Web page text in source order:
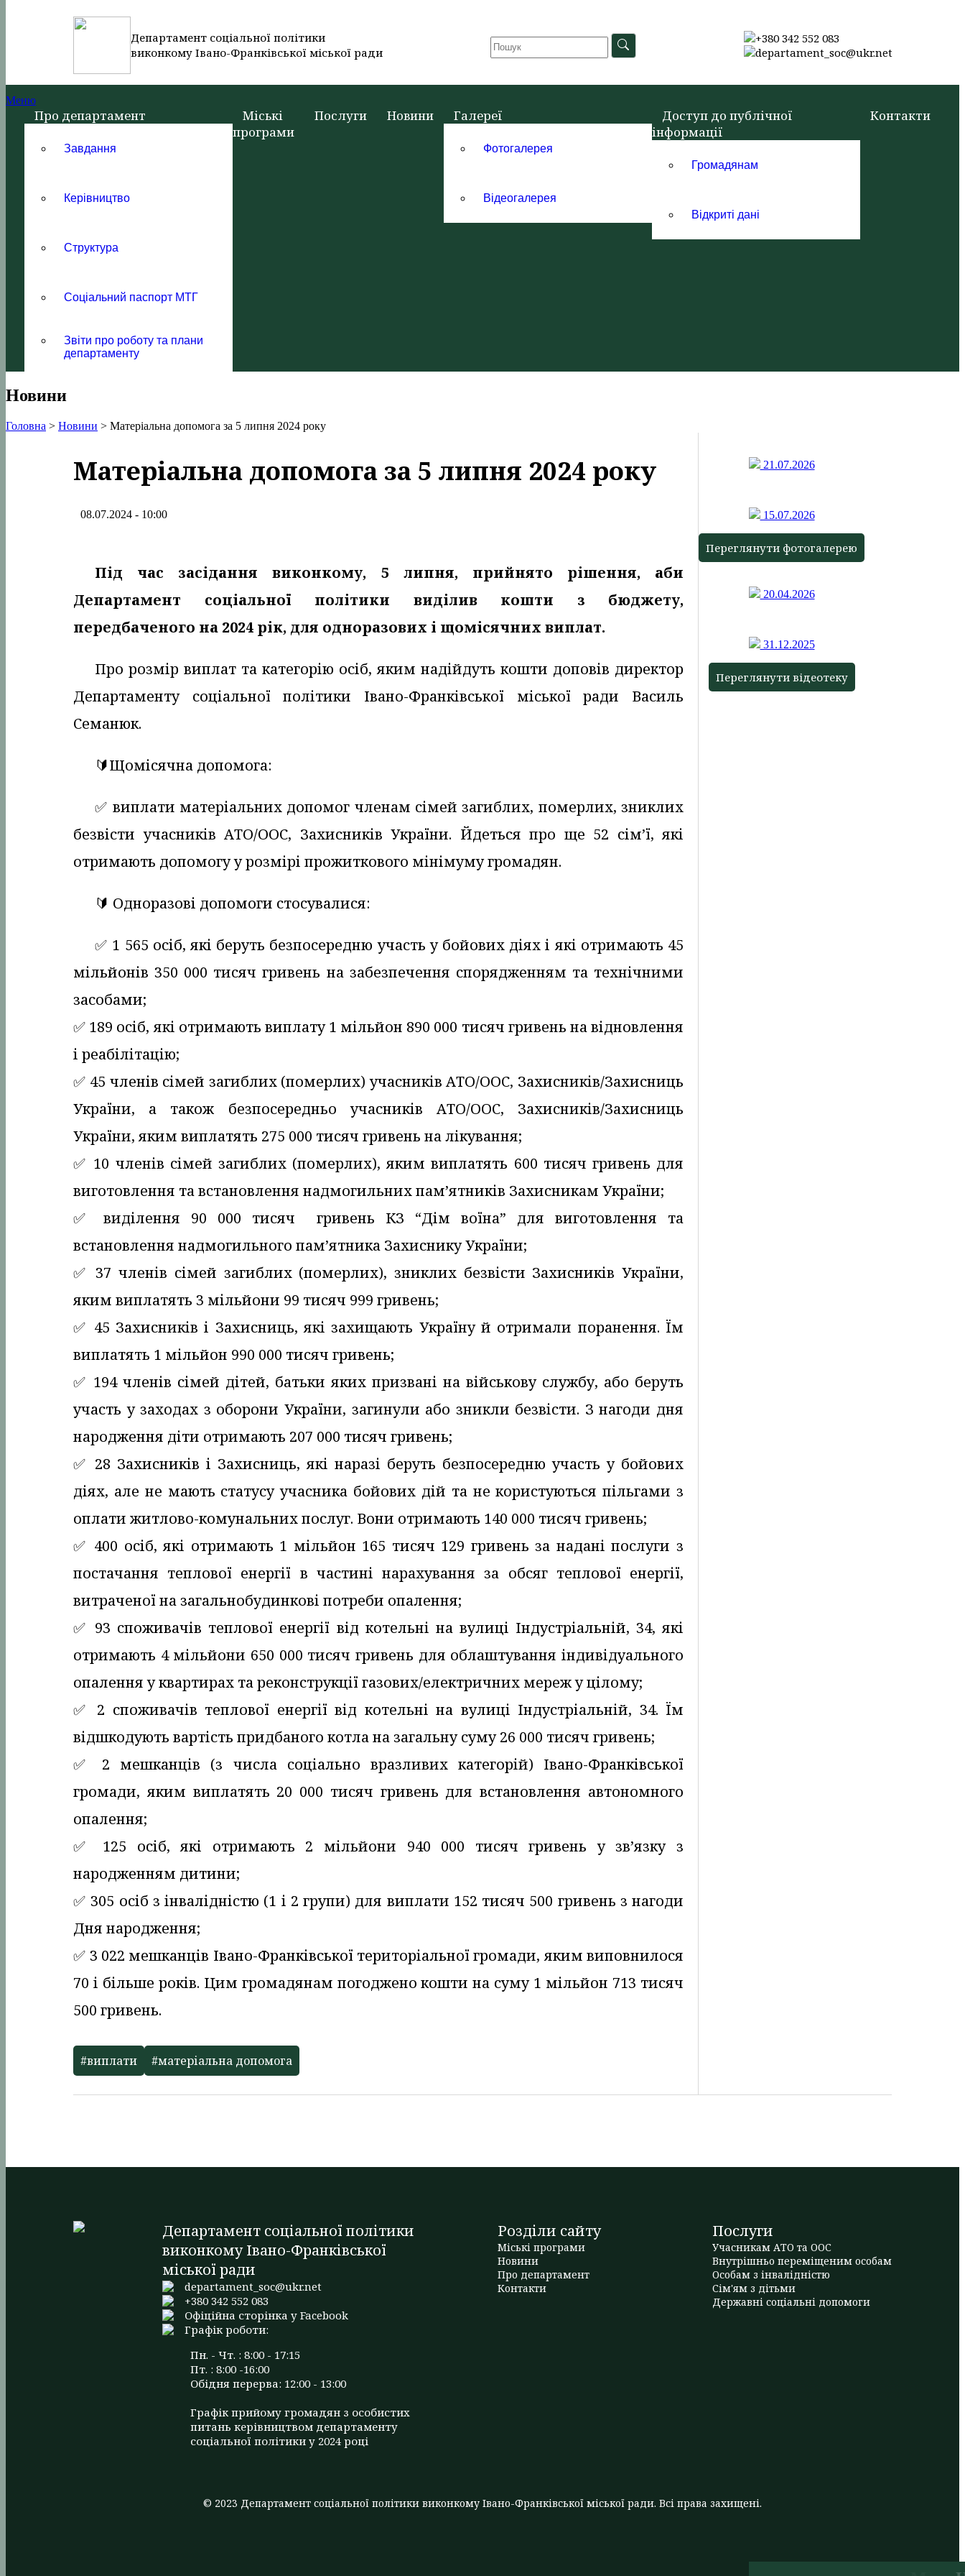
Департамент соціальної політики
виконкому Івано-Франківської міської ради
+380 342 552 083
departament_soc@ukr.net
Меню
Про департамент
Завдання
Керівництво
Структура
Соціальний паспорт МТГ
Звіти про роботу та плани
департаменту
Міські
програми
Послуги Новини Галереї
Фотогалерея
Відеогалерея
Доступ до публічної
інформації
Громадянам
Відкриті дані
Контакти
Новини
Головна > Новини > Матеріальна допомога за 5 липня 2024 року
Матеріальна допомога за 5 липня 2024 року
08.07.2024 - 10:00
Під час засідання виконкому, 5 липня, прийнято рішення, аби
Департамент соціальної політики виділив кошти з бюджету,
передбаченого на 2024 рік, для одноразових і щомісячних виплат.
Про розмір виплат та категорію осіб, яким надійдуть кошти доповів директор
Департаменту соціальної політики Івано-Франківської міської ради Василь
Семанюк.
🔰Щомісячна допомога:
✅️ виплати матеріальних допомог членам сімей загиблих, померлих, зниклих
безвісти учасників АТО/ООС, Захисників України. Йдеться про ще 52 сім’ї, які
отримають допомогу у розмірі прожиткового мінімуму громадян.
🔰 Одноразові допомоги стосувалися:
✅️ 1 565 осіб, які беруть безпосередню участь у бойових діях і які отримають 45
мільйонів 350 000 тисяч гривень на забезпечення спорядженням та технічними
засобами;
✅️ 189 осіб, які отримають виплату 1 мільйон 890 000 тисяч гривень на відновлення
і реабілітацію;
✅️ 45 членів сімей загиблих (померлих) учасників АТО/ООС, Захисників/Захисниць
України, а також безпосередньо учасників АТО/ООС, Захисників/Захисниць
України, яким виплатять 275 000 тисяч гривень на лікування;
✅️ 10 членів сімей загиблих (померлих), яким виплатять 600 тисяч гривень для
виготовлення та встановлення надмогильних пам’ятників Захисникам України;
✅️ виділення 90 000 тисяч гривень КЗ “Дім воїна” для виготовлення та
встановлення надмогильного пам’ятника Захиснику України;
✅️ 37 членів сімей загиблих (померлих), зниклих безвісти Захисників України,
яким виплатять 3 мільйони 99 тисяч 999 гривень;
✅️ 45 Захисників і Захисниць, які захищають Україну й отримали поранення. Їм
виплатять 1 мільйон 990 000 тисяч гривень;
✅️ 194 членів сімей дітей, батьки яких призвані на військову службу, або беруть
участь у заходах з оборони України, загинули або зникли безвісти. З нагоди дня
народження діти отримають 207 000 тисяч гривень;
✅️ 28 Захисників і Захисниць, які наразі беруть безпосередню участь у бойових
діях, але не мають статусу учасника бойових дій та не користуються пільгами з
оплати житлово-комунальних послуг. Вони отримають 140 000 тисяч гривень;
✅️ 400 осіб, які отримають 1 мільйон 165 тисяч 129 гривень за надані послуги з
постачання теплової енергії в частині нарахування за обсяг теплової енергії,
витраченої на загальнобудинкові потреби опалення;
✅️ 93 споживачів теплової енергії від котельні на вулиці Індустріальній, 34, які
отримають 4 мільйони 650 000 тисяч гривень для облаштування індивідуального
опалення у квартирах та реконструкції газових/електричних мереж у цілому;
✅️ 2 споживачів теплової енергії від котельні на вулиці Індустріальній, 34. Їм
відшкодують вартість придбаного котла на загальну суму 26 000 тисяч гривень;
✅️ 2 мешканців (з числа соціально вразливих категорій) Івано-Франківської
громади, яким виплатять 20 000 тисяч гривень для встановлення автономного
опалення;
✅️ 125 осіб, які отримають 2 мільйони 940 000 тисяч гривень у зв’язку з
народженням дитини;
✅️ 305 осіб з інвалідністю (1 і 2 групи) для виплати 152 тисяч 500 гривень з нагоди
Дня народження;
✅️ 3 022 мешканців Івано-Франківської територіальної громади, яким виповнилося
70 і більше років. Цим громадянам погоджено кошти на суму 1 мільйон 713 тисяч
500 гривень.
#виплати #матеріальна допомога
21.07.2026
15.07.2026
Переглянути фотогалерею
20.04.2026
31.12.2025
Переглянути відеотеку
Департамент соціальної політики
виконкому Івано-Франківської
міської ради
departament_soc@ukr.net
+380 342 552 083
Офіційна сторінка у Facebook
Графік роботи:
Пн. - Чт. : 8:00 - 17:15
Пт. : 8:00 -16:00
Обідня перерва: 12:00 - 13:00
Графік прийому громадян з особистих
питань керівництвом департаменту
соціальної політики у 2024 році
Розділи сайту
Міські програми
Новини
Про департамент
Контакти
Послуги
Учасникам АТО та ООС
Внутрішньо переміщеним особам
Особам з інвалідністю
Сім'ям з дітьми
Державні соціальні допомоги
© 2023 Департамент соціальної політики виконкому Івано-Франківської міської ради. Всі права захищені.